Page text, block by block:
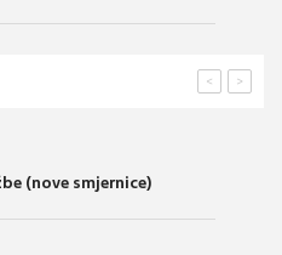
>
<
(nove smjernice)